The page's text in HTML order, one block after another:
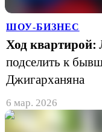
ШОУ-БИЗНЕС
Ход квартирой:
подселить к
Джигарханяна
6 мар. 2026